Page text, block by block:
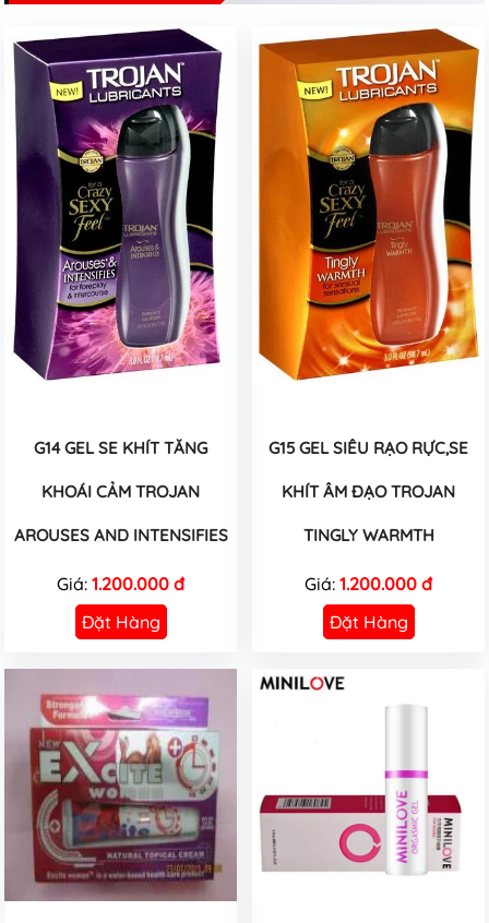
G14 GEL SE KHÍT TĂNG
KHOÁI CẢM TROJAN
AROUSES AND INTENSIFIES
Giá: 1.200.000 đ
Đặt Hàng
G15 GEL SIÊU RẠO RỰC,SE
KHÍT ÂM ĐẠO TROJAN
TINGLY WARMTH
Giá: 1.200.000 đ
Đặt Hàng